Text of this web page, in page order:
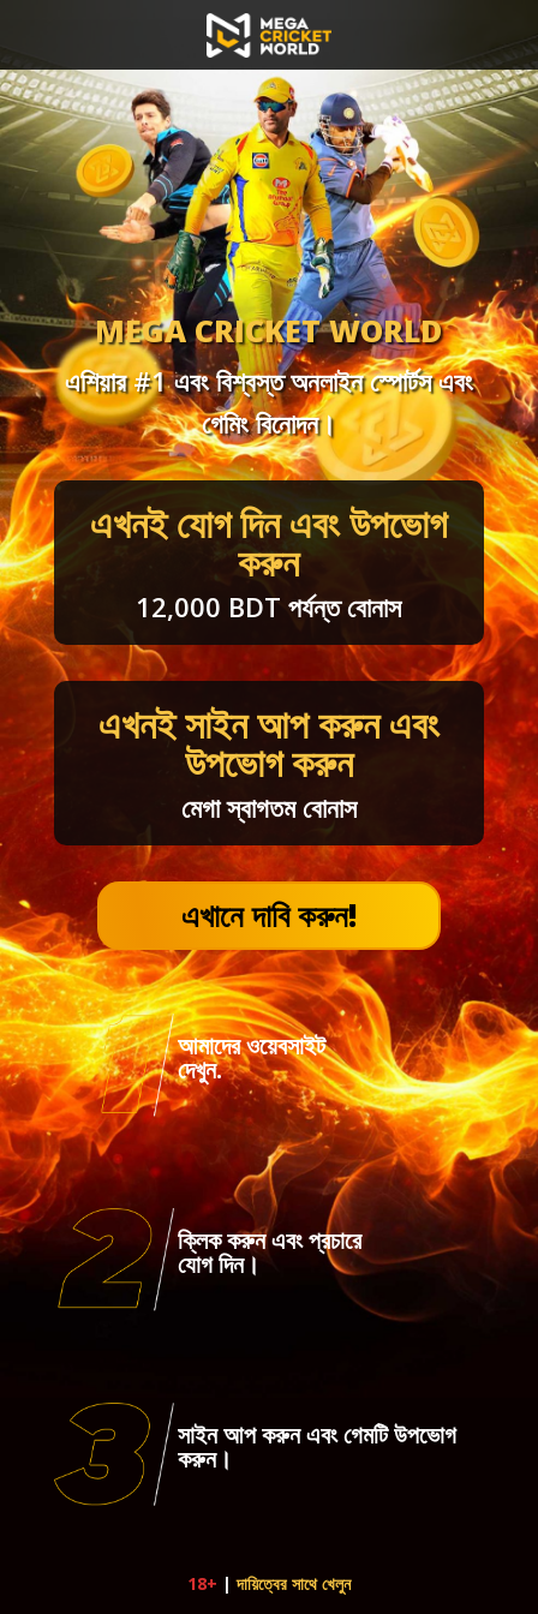
MEGA CRICKET WORLD
এশিয়ার #1 এবং বিশ্বস্ত অনলাইন স্পোর্টস এবং
গেমিং বিনোদন।
এখনই যোগ দিন এবং উপভোগ
করুন
12,000 BDT পর্যন্ত বোনাস
এখনই সাইন আপ করুন এবং
উপভোগ করুন
মেগা স্বাগতম বোনাস
এখানে দাবি করুন!
আমাদের ওয়েবসাইট
দেখুন.
ক্লিক করুন এবং প্রচারে
যোগ দিন।
সাইন আপ করুন এবং গেমটি উপভোগ
করুন।
18+ |দায়িত্বের সাথে খেলুন